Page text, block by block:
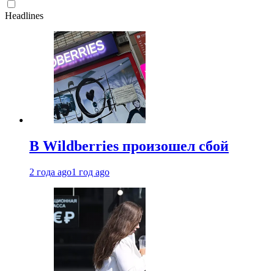
Headlines
В Wildberries произошел сбой
2 года ago1 год ago